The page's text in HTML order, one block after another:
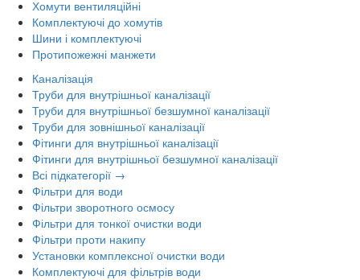
Хомути вентиляційні
Комплектуючі до хомутів
Шини і комплектуючі
Протипожежні манжети
Каналізація
Труби для внутрішньої каналізації
Труби для внутрішньої безшумної каналізації
Труби для зовнішньої каналізації
Фітинги для внутрішньої каналізації
Фітинги для внутрішньої безшумної каналізації
Всі підкатегорії →
Фільтри для води
Фільтри зворотного осмосу
Фільтри для тонкої очистки води
Фільтри проти накипу
Установки комплексної очистки води
Комплектуючі для фільтрів води